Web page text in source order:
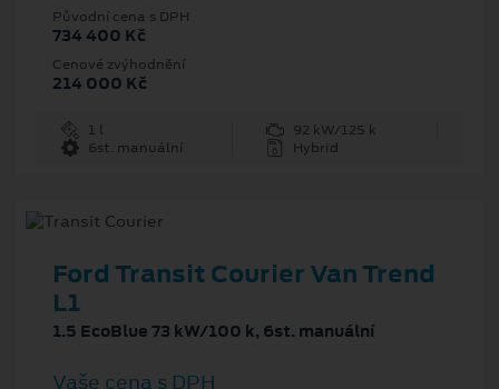
Původní cena s DPH
734 400 Kč
Cenové zvýhodnění
214 000 Kč
1 l
92 kW/125 k
6st. manuální
Hybrid
Ford Transit Courier Van Trend
L1
1.5 EcoBlue 73 kW/100 k, 6st. manuální
Vaše cena s DPH